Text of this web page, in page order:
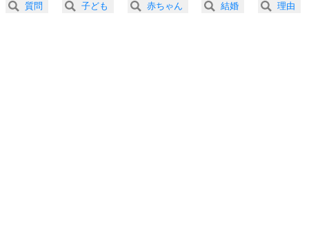
プラス思考
3.0倍速 （190KB 48秒）
質問 子ども 赤ちゃん 結婚 理由